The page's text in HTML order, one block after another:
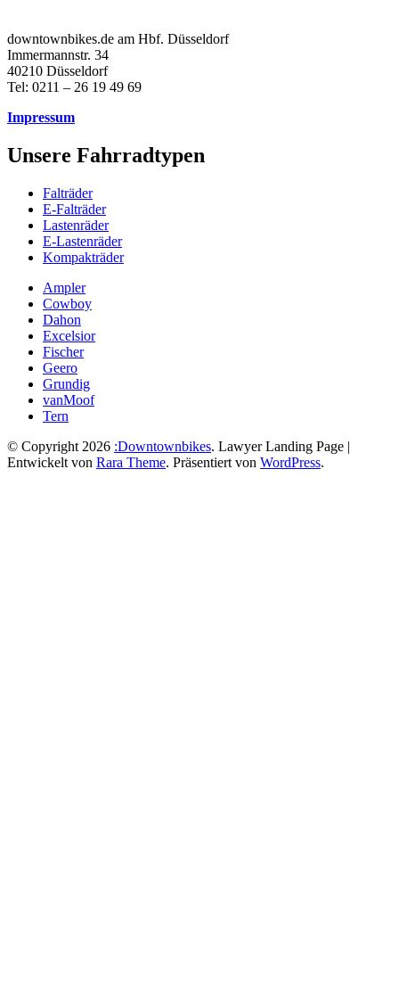
downtownbikes.de am Hbf. Düsseldorf
Immermannstr. 34
40210 Düsseldorf
Tel: 0211 – 26 19 49 69
Impressum
Unsere Fahrradtypen
Falträder
E-Falträder
Lastenräder
E-Lastenräder
Kompakträder
Ampler
Cowboy
Dahon
Excelsior
Fischer
Geero
Grundig
vanMoof
Tern
© Copyright 2026 :Downtownbikes. Lawyer Landing Page |
Entwickelt von Rara Theme. Präsentiert von WordPress.